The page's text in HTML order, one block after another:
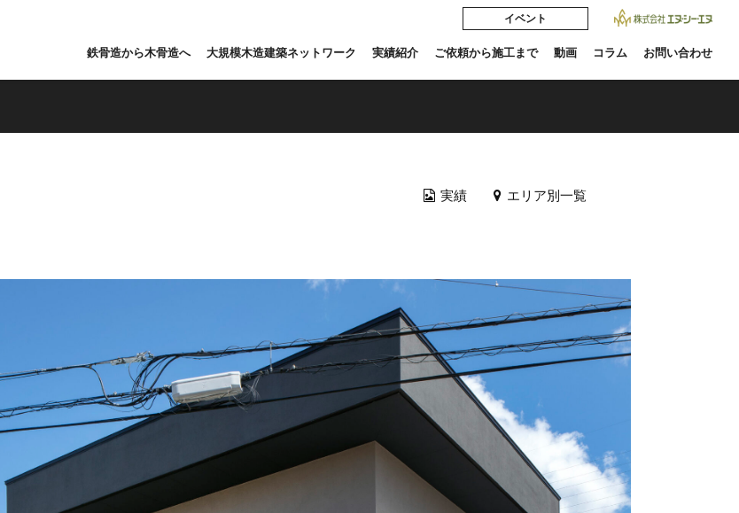
イベント
鉄骨造から木骨造へ 大規模木造建築ネットワーク 実績紹介 ご依頼から施工まで 動画 コラム お問い合わせ
実績 エリア別一覧